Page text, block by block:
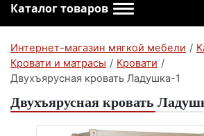
Каталог товаров
Интернет-магазин мягкой мебели /
Кровати и матрасы / Кровати /
Двухъярусная кровать Ладушка-1
Двухъярусная кровать